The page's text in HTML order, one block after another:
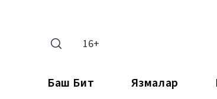
16+
Баш Бит Язмалар